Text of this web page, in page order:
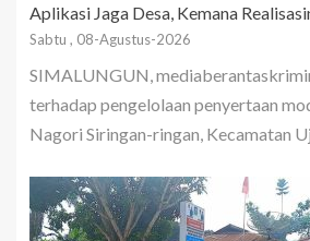
Aplikasi Jaga Desa, Kemana
Sabtu , 08-Agustus-2026
SIMALUNGUN,
terhadap pengelolaan penyertaan
Nagori Siringan-ringan, Kecamatan